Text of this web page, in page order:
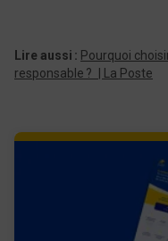
Lire aussi : Pourquoi
responsable ? | La Poste